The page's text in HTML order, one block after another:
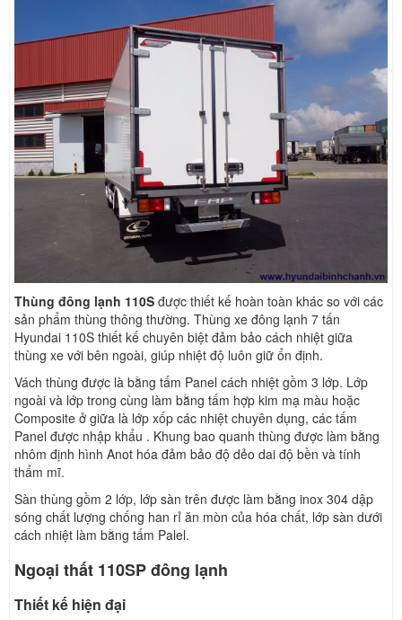
Thùng đông lạnh 110S được thiết kế hoàn toàn khác so với các
sản phẩm thùng thông thường. Thùng xe đông lạnh 7 tấn
Hyundai 110S thiết kế chuyên biệt đảm bảo cách nhiệt giữa
thùng xe với bên ngoài, giúp nhiệt độ luôn giữ ổn định.
Vách thùng được là bằng tấm Panel cách nhiệt gồm 3 lớp. Lớp
ngoài và lớp trong cùng làm bằng tấm hợp kim mạ màu hoặc
Composite ở giữa là lớp xốp các nhiệt chuyên dụng, các tấm
Panel được nhập khẩu . Khung bao quanh thùng được làm bằng
nhôm định hình Anot hóa đảm bảo độ dẻo dai độ bền và tính
thẩm mĩ.
Sàn thùng gồm 2 lớp, lớp sàn trên được làm bằng inox 304 dập
sóng chất lượng chống han rỉ ăn mòn của hóa chất, lớp sàn dưới
cách nhiệt làm bằng tấm Palel.
Ngoại thất 110SP đông lạnh
Thiết kế hiện đại